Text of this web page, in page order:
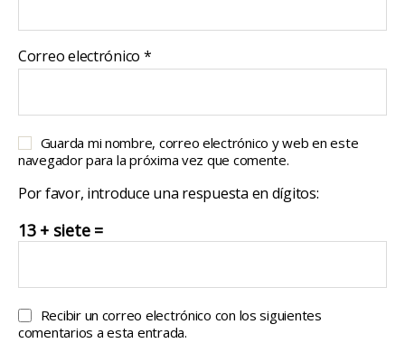
Correo electrónico *
Guarda mi nombre, correo electrónico y web en este
navegador para la próxima vez que comente.
Por favor, introduce una respuesta en dígitos:
13 + siete =
Recibir un correo electrónico con los siguientes
comentarios a esta entrada.